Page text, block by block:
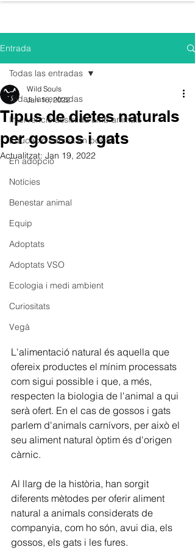
Entrada
Todas las entradas
Intervenció assistida amb animals
Educació canina en positiu
En adopció
Notícies
Benestar animal
Equip
Adoptats
Adoptats VSO
Ecologia i medi ambient
Curiositats
Vegà
Todas las entradas
Tipus de dietes naturals
per gossos i gats
Wild Souls
Jan 16, 2022
Actualitzat: Jan 19, 2022
L'alimentació natural és aquella que
ofereix productes el mínim processats
com sigui possible i que, a més,
respecten la biologia de l'animal a qui
serà ofert. En el cas de gossos i gats
parlem d'animals carnívors, per això el
seu aliment natural òptim és d'origen
càrnic.
Al llarg de la història, han sorgit
diferents mètodes per oferir aliment
natural a animals considerats de
companyia, com ho són, avui dia, els
gossos, els gats i les fures.